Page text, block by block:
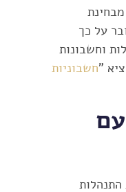
על כך
וחשבונות
"חשבוניות
התנהלות